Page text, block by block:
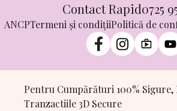
Contact Rapid0725
ANCPTermeni și condițiiPolitică de
Pentru Cumpărături 100% Sigure,
Tranzactiile 3D Secure